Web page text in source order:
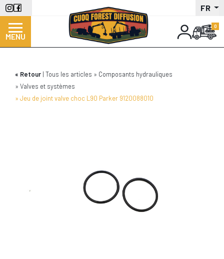
Aller
au
contenu
principal
FR
MENU
Retour Tous les articles
Composants hydrauliques
Valves et systèmes
Jeu de joint valve choc L90 Parker 9120088010